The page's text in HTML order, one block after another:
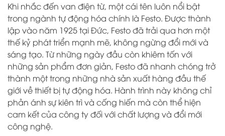
Khi nhắc đến van điện từ, một cái tên luôn nổi bật
trong ngành tự động hóa chính là Festo. Được thành
lập vào năm 1925 tại Đức, Festo đã trải qua hơn một
thế kỷ phát triển mạnh mẽ, không ngừng đổi mới và
sáng tạo. Từ những ngày đầu còn khiêm tốn với
những sản phẩm đơn giản, Festo đã nhanh chóng trở
thành một trong những nhà sản xuất hàng đầu thế
giới về thiết bị tự động hóa. Hành trình này không chỉ
phản ánh sự kiên trì và cống hiến mà còn thể hiện
cam kết của công ty đối với chất lượng và đổi mới
công nghệ.